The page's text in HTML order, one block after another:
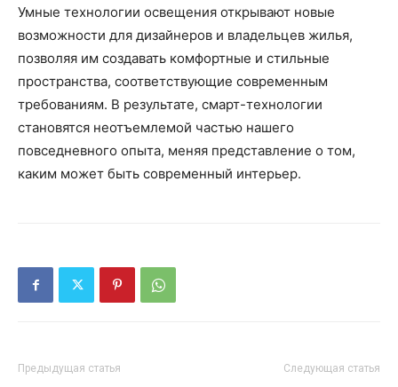
Умные технологии освещения открывают новые
возможности для дизайнеров и владельцев жилья,
позволяя им создавать комфортные и стильные
пространства, соответствующие современным
требованиям. В результате, смарт-технологии
становятся неотъемлемой частью нашего
повседневного опыта, меняя представление о том,
каким может быть современный интерьер.
Предыдущая статья Следующая статья